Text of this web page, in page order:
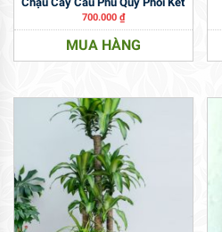
700.000 ₫
MUA HÀNG